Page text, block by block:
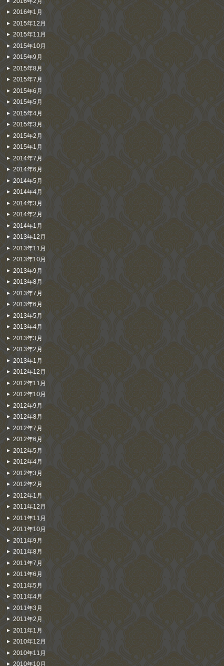
2016年1月
2015年12月
2015年11月
2015年10月
2015年9月
2015年8月
2015年7月
2015年6月
2015年5月
2015年4月
2015年3月
2015年2月
2015年1月
2014年7月
2014年6月
2014年5月
2014年4月
2014年3月
2014年2月
2014年1月
2013年12月
2013年11月
2013年10月
2013年9月
2013年8月
2013年7月
2013年6月
2013年5月
2013年4月
2013年3月
2013年2月
2013年1月
2012年12月
2012年11月
2012年10月
2012年9月
2012年8月
2012年7月
2012年6月
2012年5月
2012年4月
2012年3月
2012年2月
2012年1月
2011年12月
2011年11月
2011年10月
2011年9月
2011年8月
2011年7月
2011年6月
2011年5月
2011年4月
2011年3月
2011年2月
2011年1月
2010年12月
2010年11月
2010年10月